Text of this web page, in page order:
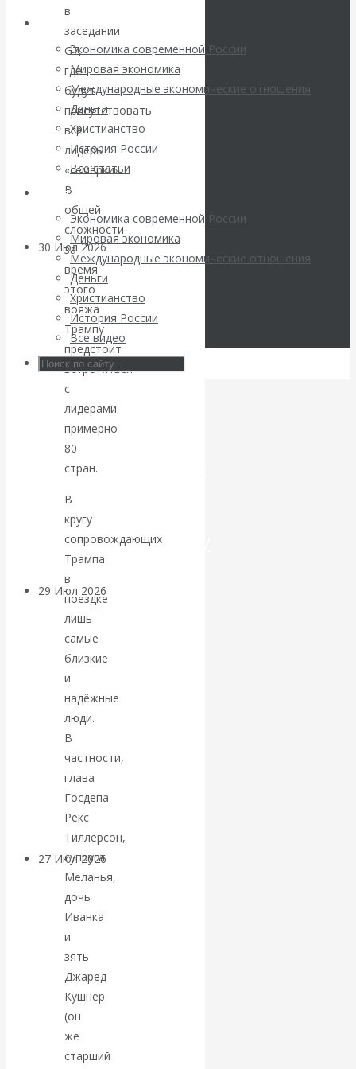
Экономика современной России
Мировая экономика
Международные экономические отношения
Деньги
Христианство
История России
Все статьи
Архив Видео
Экономика современной России
Мировая экономика
Международные экономические отношения
Деньги
Христианство
История России
Все видео
погоду на
финансовых
рынках?
Минфины хотят
быть главнее
Центробанков?
30 Июл 2026Цифровая
экономика
Валентин
Катасонов.
Искусственный
интеллект —
революционный
переход к
посткапитализму
29 Июл 2026
финансовая олигархия
Валентин
Катасонов.
«Мировые
ростовщики»:
вчера и сегодня
27 Июл 2026
валютная система
Валентин
КАтасонов.
«МЕТОД
ОТМЫВАНИЯ
в
заседании
G7,
где
будут
присутствовать
все
лидеры
«семёрки».
В
общей
сложности
за
время
этого
вояжа
Трампу
предстоит
встретиться
с
лидерами
примерно
80
стран.
В
кругу
сопровождающих
Трампа
в
поездке
лишь
самые
близкие
и
надёжные
люди.
В
частности,
глава
Госдепа
Рекс
Тиллерсон,
супруга
Меланья,
дочь
Иванка
и
зять
Джаред
Кушнер
(он
же
старший